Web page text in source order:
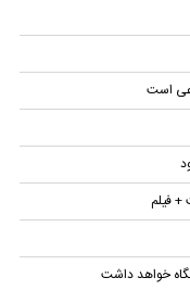
است
فیلم
نگاه خواهد داشت